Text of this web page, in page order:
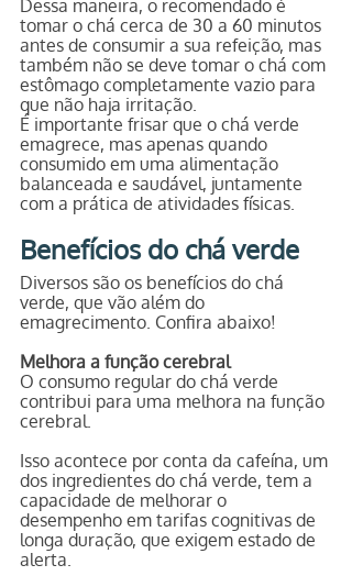
Dessa maneira, o recomendado é
tomar o chá cerca de 30 a 60 minutos
antes de consumir a sua refeição, mas
também não se deve tomar o chá com
estômago completamente vazio para
que não haja irritação.
É importante frisar que o chá verde
emagrece, mas apenas quando
consumido em uma alimentação
balanceada e saudável, juntamente
com a prática de atividades físicas.
Benefícios do chá verde
Diversos são os benefícios do chá
verde, que vão além do
emagrecimento. Confira abaixo!
Melhora a função cerebral
O consumo regular do chá verde
contribui para uma melhora na função
cerebral.
Isso acontece por conta da cafeína, um
dos ingredientes do chá verde, tem a
capacidade de melhorar o
desempenho em tarifas cognitivas de
longa duração, que exigem estado de
alerta.